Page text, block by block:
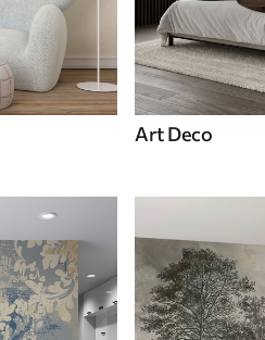
Art Deco